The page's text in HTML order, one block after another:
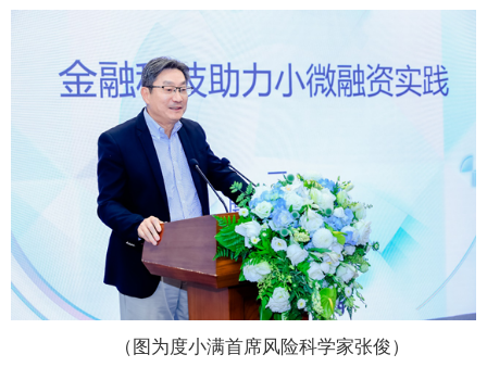
（图为度小满首席风险科学家张俊）